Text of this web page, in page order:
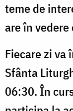
teme de
are în
Fiecare zi va
Sfânta
06:30. În